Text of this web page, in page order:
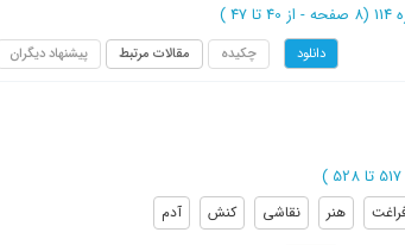
(‎8 صفحه - از 40 تا 47 )
دانلود چکیده مقالات مرتبط پیشنهاد دیگران
)
هنر نقاشی کنش آدم